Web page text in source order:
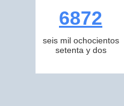
6872
seis mil ochocientos
setenta y dos